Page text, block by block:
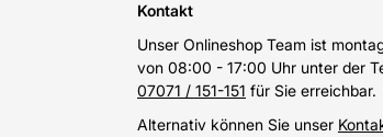
Kontakt
Unser Onlineshop Team ist
von 08:00 - 17:00 Uhr unter der
07071 / 151-151 für Sie erreichbar.
Alternativ können Sie unser